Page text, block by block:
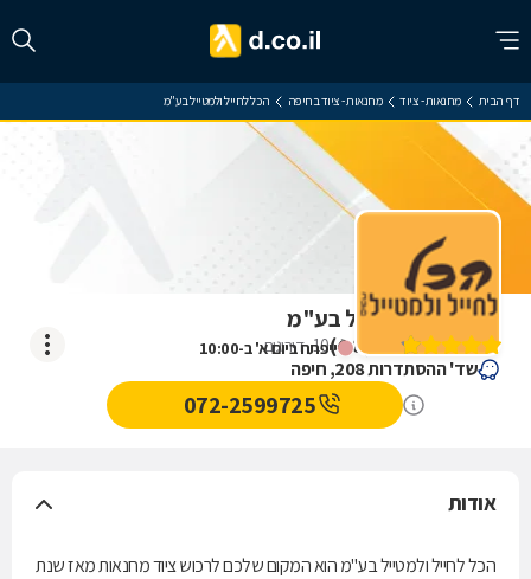
דף הבית מחנאות - ציוד מחנאות - ציוד בחיפה הכל לחייל ולמטייל בע"מ
ייפתח ביום א' ב-10:00
הכל לחייל ולמטייל בע"מ
(
4.8
)
10דירוגים
שד' ההסתדרות 208, חיפה
072-2599725
אודות
הכל לחייל ולמטייל בע''מ הוא המקום שלכם לרכוש ציוד מחנאות מאז שנת